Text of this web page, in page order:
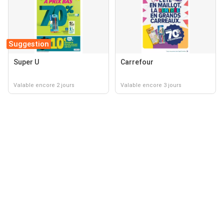
Suggestion
Super U
Valable encore 2 jours
Carrefour
Valable encore 3 jours